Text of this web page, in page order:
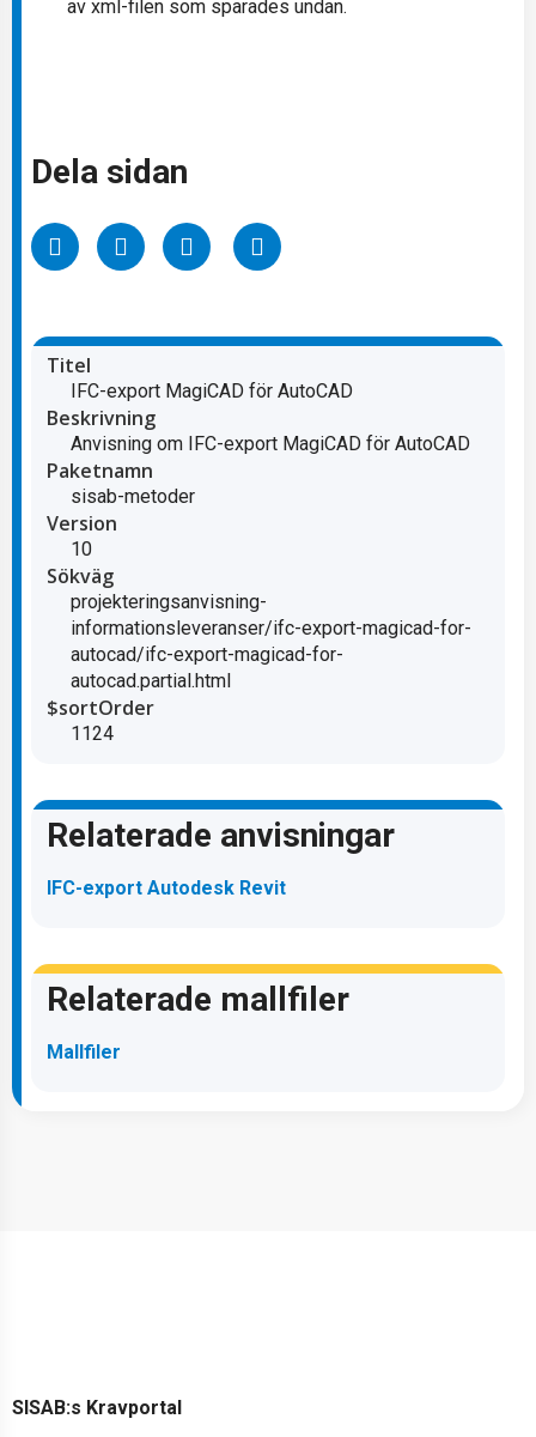
av xml-filen som sparades undan.
Dela sidan
Titel
IFC-export MagiCAD för AutoCAD
Beskrivning
Anvisning om IFC-export MagiCAD för AutoCAD
Paketnamn
sisab-metoder
Version
10
Sökväg
projekteringsanvisning-
informationsleveranser/ifc-export-magicad-for-
autocad/ifc-export-magicad-for-
autocad.partial.html
$sortOrder
1124
Relaterade anvisningar
IFC-export Autodesk Revit
Relaterade mallfiler
Mallfiler
SISAB:s Kravportal